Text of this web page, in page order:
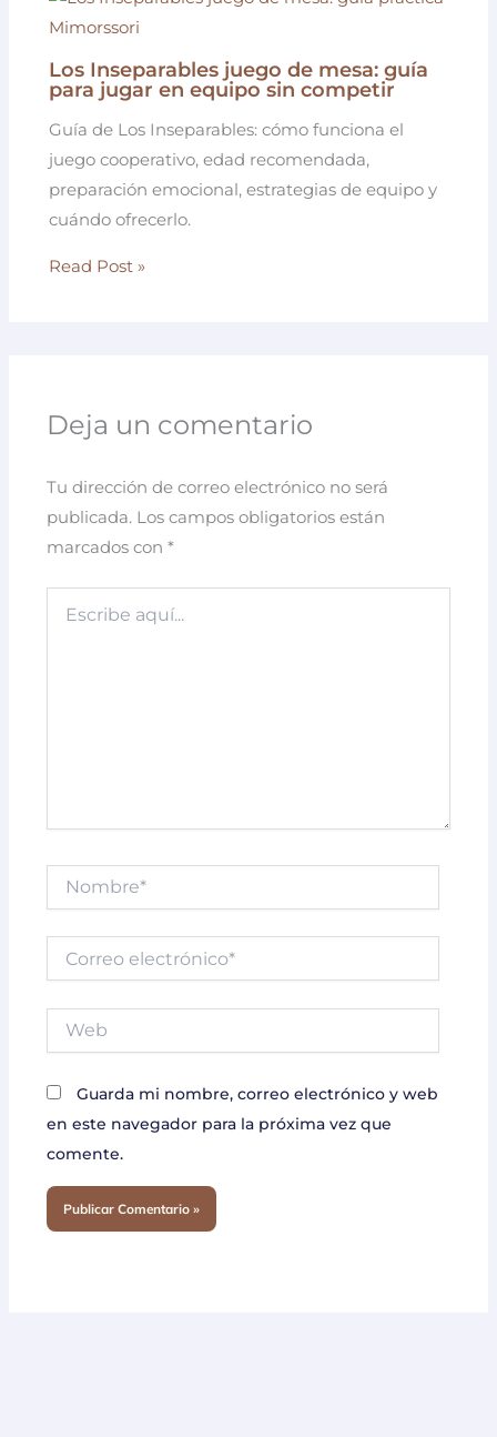
Los Inseparables juego de mesa: guía
para jugar en equipo sin competir
Guía de Los Inseparables: cómo funciona el
juego cooperativo, edad recomendada,
preparación emocional, estrategias de equipo y
cuándo ofrecerlo.
Read Post »
Deja un comentario
Tu dirección de correo electrónico no será
publicada. Los campos obligatorios están
marcados con*
aquí...
Nombre*
electrónico*
Guarda mi nombre, correo electrónico y web
en este navegador para la próxima vez que
comente.